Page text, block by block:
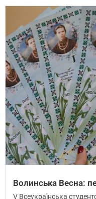
Волинська Весна:
V Всеукраїнська